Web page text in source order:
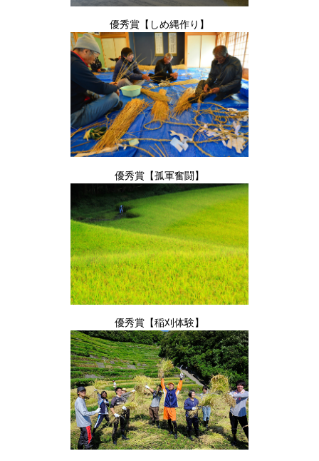
優秀賞【しめ縄作り】
優秀賞【孤軍奮闘】
優秀賞【稲刈体験】